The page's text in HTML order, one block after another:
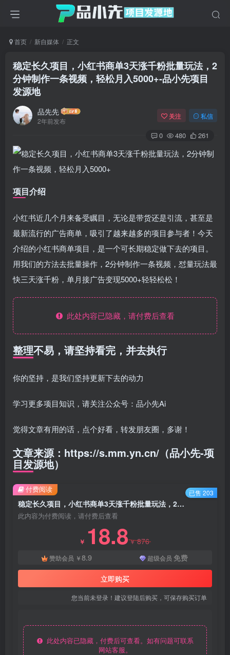
首页 新自媒体 正文
稳定长久项目，小红书商单3天涨千粉批量玩法，2
分钟制作一条视频，轻松月入5000+-品小先项目
发源地
品先先
2年前发布
关注 私信
0 480 261
项目介绍
小红书近几个月来备受瞩目，无论是带货还是引流，甚至是
最新流行的广告商单，吸引了越来越多的项目参与者！今天
介绍的小红书商单项目，是一个可长期稳定做下去的项目。
用我们的方法去批量操作，2分钟制作一条视频，怼量玩法最
快三天涨千粉，单月接广告变现5000+轻轻松松！
此处内容已隐藏，请付费后查看
整理不易，请坚持看完，并去执行
你的坚持，是我们坚持更新下去的动力
学习更多项目知识，请关注公众号：品小先Ai
觉得文章有用的话，点个好看，转发朋友圈，多谢！
文章来源：https://s.mm.yn.cn/（品小先-项
目发源地）
稳定长久项目，小红书商单3天涨千粉批量玩法，2分钟制作一条视频，轻松月入5000+ - 资源之家
此内容为付费阅读，请付费后查看
￥ 18.8￥876
赞助会员 ￥8.9 超级会员 免费
立即购买
您当前未登录！建议登陆后购买，可保存购买订单
此处内容已隐藏，付费后可查看。如有问题可联系
网站客服。
付费阅读 已售 203